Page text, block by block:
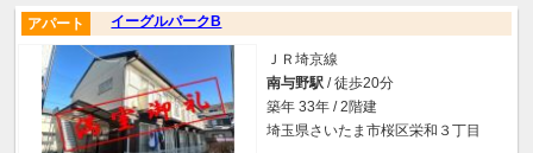
イーグルパークB
アパート
ＪＲ埼京線
南与野駅 / 徒歩20分
築年 33年 / 2階建
埼玉県さいたま市桜区栄和３丁目